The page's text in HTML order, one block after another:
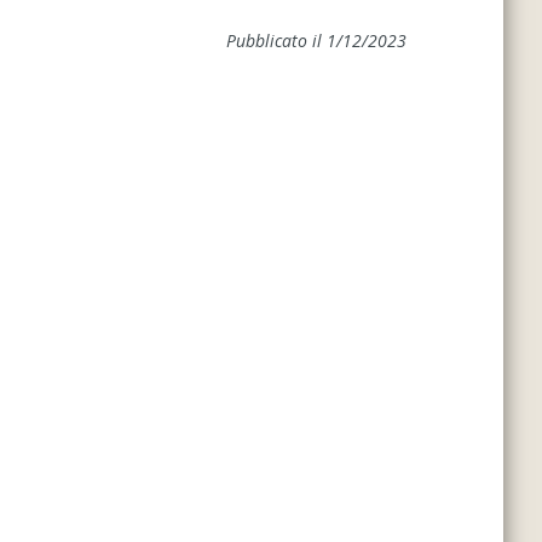
Pubblicato il 1/12/2023